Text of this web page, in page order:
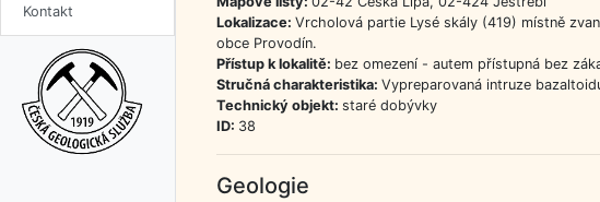
Kontakt
Lokalizace: Vrcholová partie Lysé skály (419) místně
obce Provodín.
Přístup k lokalitě: bez omezení - autem přístupná bez
Stručná charakteristika: Vypreparovaná intruze
Technický objekt: staré dobývky
ID: 38
Geologie